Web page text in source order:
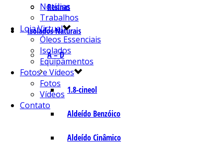
Resinas
Isolados Naturais
A – D
1.8-cineol
Aldeído Benzóico
Aldeído Cinâmico
Notícias
Trabalhos
Loja Virtual
Óleos Essenciais
Isolados
Equipamentos
Fotos e Vídeos
Fotos
Vídeos
Contato